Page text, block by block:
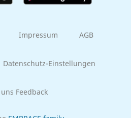
Impressum AGB
Datenschutz-Einstellungen
Feedback